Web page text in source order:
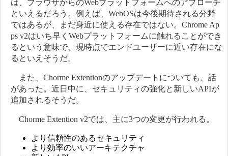
は、ブラウザからのWebプラットフォームへのアプローチ
といえるだろう。例えば、WebOSは今後期待される分野
ではあるが、まだ身近に使える存在ではない。Chrome Ap
ps v2はいち早くWebプラットフォームに触れることができ
るという意味で、現時点でエンドユーザーに近い存在にな
るといえそうだ。
また、Chorme Extentionのアップデートについても、話
があった。近日中に、セキュリティの強化と新しいAPIが
追加されるそうだ。
Chorme Extention v2では、主に3つの変更が行われる。
より信頼性のあるセキュリティ
より効率のいいアーキテクチャ